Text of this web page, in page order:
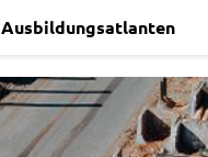
Ausbildungsatlanten